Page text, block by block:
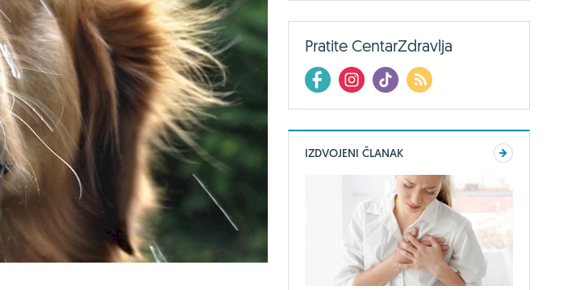
Pratite CentarZdravlja
IZDVOJENI ČLANAK